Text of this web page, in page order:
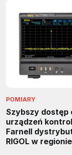
POMIARY
Szybszy dostęp
urządzeń
Farnell
RIGOL w